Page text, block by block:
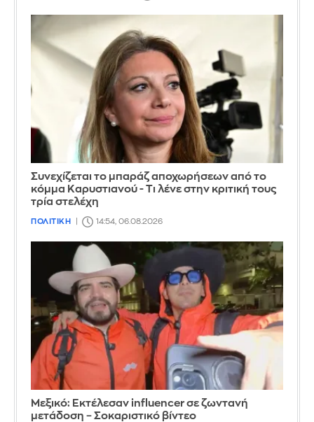
Συνεχίζεται το μπαράζ αποχωρήσεων από το
κόμμα Καρυστιανού - Τι λένε στην κριτική τους
τρία στελέχη
ΠΟΛΙΤΙΚΗ 14:54, 06.08.2026
Μεξικό: Εκτέλεσαν influencer σε ζωντανή
μετάδοση – Σοκαριστικό βίντεο